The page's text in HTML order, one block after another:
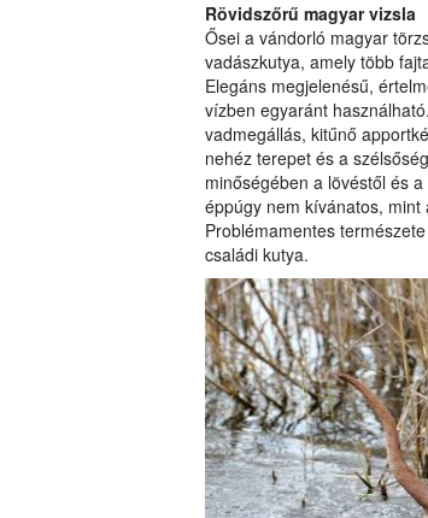
Rövidszőrű magyar vizsla
Ősei a vándorló magyar
vadászkutya, amely több
Elegáns megjelenésű,
vízben egyaránt
vadmegállás, kitűnő
nehéz terepet és a
minőségében a lövéstől és
éppúgy nem kívánatos, mint
Problémamentes
családi kutya.